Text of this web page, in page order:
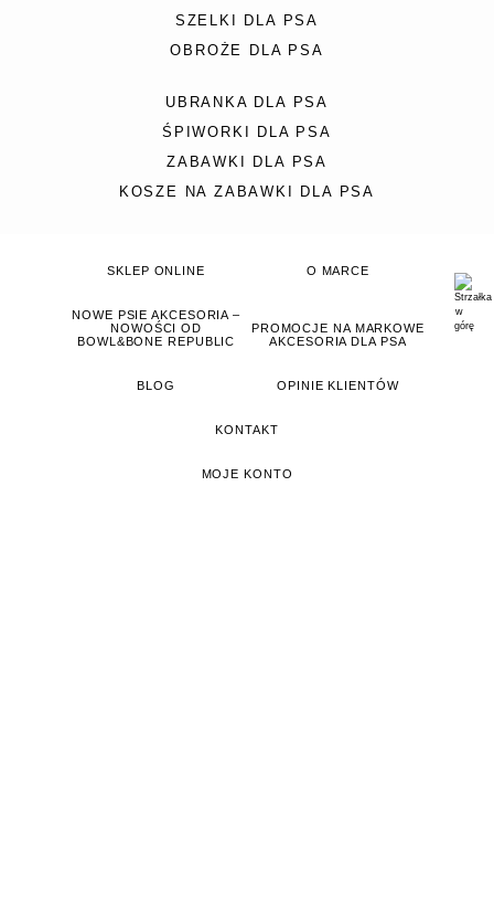
SZELKI DLA PSA
OBROŻE DLA PSA
UBRANKA DLA PSA
ŚPIWORKI DLA PSA
ZABAWKI DLA PSA
KOSZE NA ZABAWKI DLA PSA
SKLEP ONLINE O MARCE
NOWE PSIE AKCESORIA –
NOWOŚCI OD
BOWL&BONE REPUBLIC
PROMOCJE NA MARKOWE
AKCESORIA DLA PSA
BLOG OPINIE KLIENTÓW
KONTAKT
MOJE KONTO